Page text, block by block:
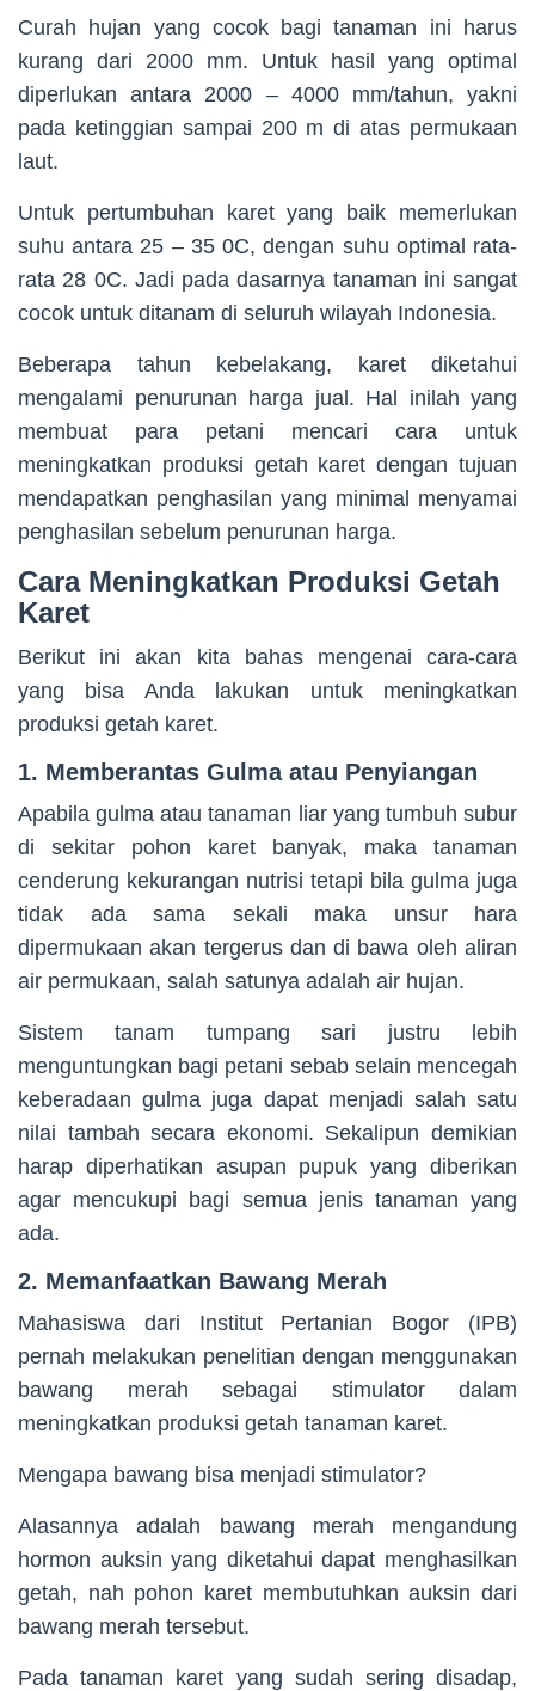
Curah hujan yang cocok bagi tanaman ini harus
kurang dari 2000 mm. Untuk hasil yang optimal
diperlukan antara 2000 – 4000 mm/tahun, yakni
pada ketinggian sampai 200 m di atas permukaan
laut.
Untuk pertumbuhan karet yang baik memerlukan
suhu antara 25 – 35 0C, dengan suhu optimal rata-
rata 28 0C. Jadi pada dasarnya tanaman ini sangat
cocok untuk ditanam di seluruh wilayah Indonesia.
Beberapa tahun kebelakang, karet diketahui
mengalami penurunan harga jual. Hal inilah yang
membuat para petani mencari cara untuk
meningkatkan produksi getah karet dengan tujuan
mendapatkan penghasilan yang minimal menyamai
penghasilan sebelum penurunan harga.
Cara Meningkatkan Produksi Getah
Karet
Berikut ini akan kita bahas mengenai cara-cara
yang bisa Anda lakukan untuk meningkatkan
produksi getah karet.
1. Memberantas Gulma atau Penyiangan
Apabila gulma atau tanaman liar yang tumbuh subur
di sekitar pohon karet banyak, maka tanaman
cenderung kekurangan nutrisi tetapi bila gulma juga
tidak ada sama sekali maka unsur hara
dipermukaan akan tergerus dan di bawa oleh aliran
air permukaan, salah satunya adalah air hujan.
Sistem tanam tumpang sari justru lebih
menguntungkan bagi petani sebab selain mencegah
keberadaan gulma juga dapat menjadi salah satu
nilai tambah secara ekonomi. Sekalipun demikian
harap diperhatikan asupan pupuk yang diberikan
agar mencukupi bagi semua jenis tanaman yang
ada.
2. Memanfaatkan Bawang Merah
Mahasiswa dari Institut Pertanian Bogor (IPB)
pernah melakukan penelitian dengan menggunakan
bawang merah sebagai stimulator dalam
meningkatkan produksi getah tanaman karet.
Mengapa bawang bisa menjadi stimulator?
Alasannya adalah bawang merah mengandung
hormon auksin yang diketahui dapat menghasilkan
getah, nah pohon karet membutuhkan auksin dari
bawang merah tersebut.
Pada tanaman karet yang sudah sering disadap,